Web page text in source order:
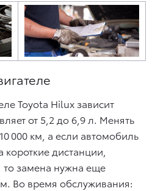
Toyota Hilux зависит
от 5,2 до 6,9 л. Менять
000 км, а если автомобиль
дистанции,
то замена нужна еще
Во время обслуживания: